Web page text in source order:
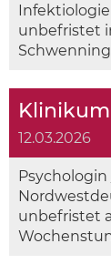
unbefristet
12.03.2026
unbefristet